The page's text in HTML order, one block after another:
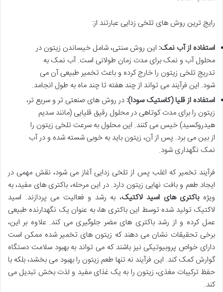
رایج ترین روش های تلخی زدایی عبارتند از:
استفاده از آب نمک: این روش سنتی، شامل خیساندن زیتون در
محلول آب و نمک برای مدت زمان طولانی است. آب نمک به
تدریج تلخی زیتون را خارج کرده و باعث تخمیر طبیعی آن می
شود. این فرآیند می تواند از چند هفته تا چند ماه به طول انجامد.
استفاده از قلیا (کاستیک سودا): در روش های صنعتی تر و سریع تر،
زیتون را برای مدت کوتاهی در محلول رقیق قلیایی (مانند سدیم
هیدروکسید) خیس می کنند. این محلول به سرعت تلخی زیتون را
از بین می برد. پس از آن، زیتون باید به خوبی شسته شده و در آب
نمک نگهداری شود.
فرآیند تخمیر که اغلب پس از تلخی زدایی آغاز می شود، نقش مهمی در
ایجاد طعم و بافت نهایی زیتون دارد. در این مرحله، باکتری های مفید، به
ویژهباکتری های اسید لاکتیک، به رشد و فعالیت می پردازند. اسید
لاکتیک تولید شده توسط این باکتری ها، به عنوان یک نگهدارنده طبیعی
عمل کرده و از رشد باکتری های مضر جلوگیری می کند. علاوه بر این،
برخی تحقیقات نشان می دهند که زیتون های تخمیر شده ممکن است
دارای خواص پروبیوتیکی نیز باشند که می تواند به بهبود سلامت دستگاه
گوارش کمک کند. این فرآیند نه تنها طعم زیتون را بهبود می بخشد، بلکه با
حفظ ترکیبات مغذی، زیتون را به یک غذای مفید و لذت بخش تبدیل می
کند.